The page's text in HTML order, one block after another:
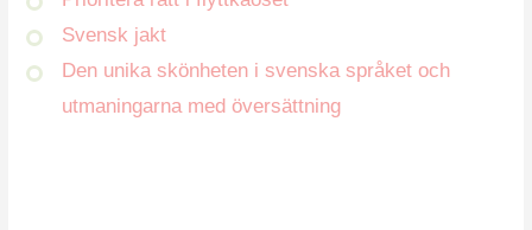
Svensk jakt
Den unika skönheten i svenska språket och
utmaningarna med översättning